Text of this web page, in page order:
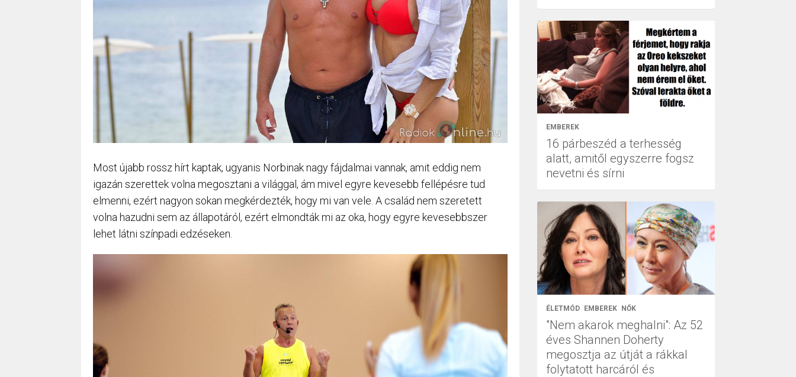
Most újabb rossz hírt kaptak, ugyanis Norbinak nagy fájdalmai vannak, amit eddig nem
igazán szerettek volna megosztani a világgal, ám mivel egyre kevesebb fellépésre tud
elmenni, ezért nagyon sokan megkérdezték, hogy mi van vele. A család nem szeretett
volna hazudni sem az állapotáról, ezért elmondták mi az oka, hogy egyre kevesebbszer
lehet látni színpadi edzéseken.
EMBEREK
16 párbeszéd a terhesség
alatt, amitől egyszerre fogsz
nevetni és sírni
ÉLETMÓD EMBEREK NŐK
"Nem akarok meghalni": Az 52
éves Shannen Doherty
megosztja az útját a rákkal
folytatott harcáról és